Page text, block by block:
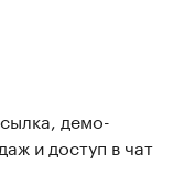
демо-
и доступ в чат